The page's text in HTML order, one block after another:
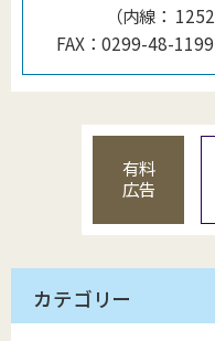
（内線 ： 1252
FAX： 0299-48-1199
有料
広告
カテゴリー